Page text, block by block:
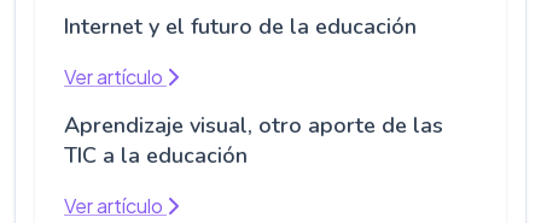
Internet y el futuro de la educación
Ver artículo
Aprendizaje visual, otro aporte de las
TIC a la educación
Ver artículo